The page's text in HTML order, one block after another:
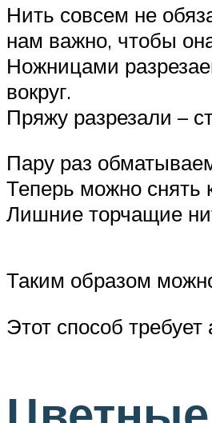
Нить совсем не
нам важно, чтобы
Ножницами
вокруг.
Пряжу разрезали –
Пару раз
Теперь можно снять
Лишние торчащие
Таким образом
Этот способ